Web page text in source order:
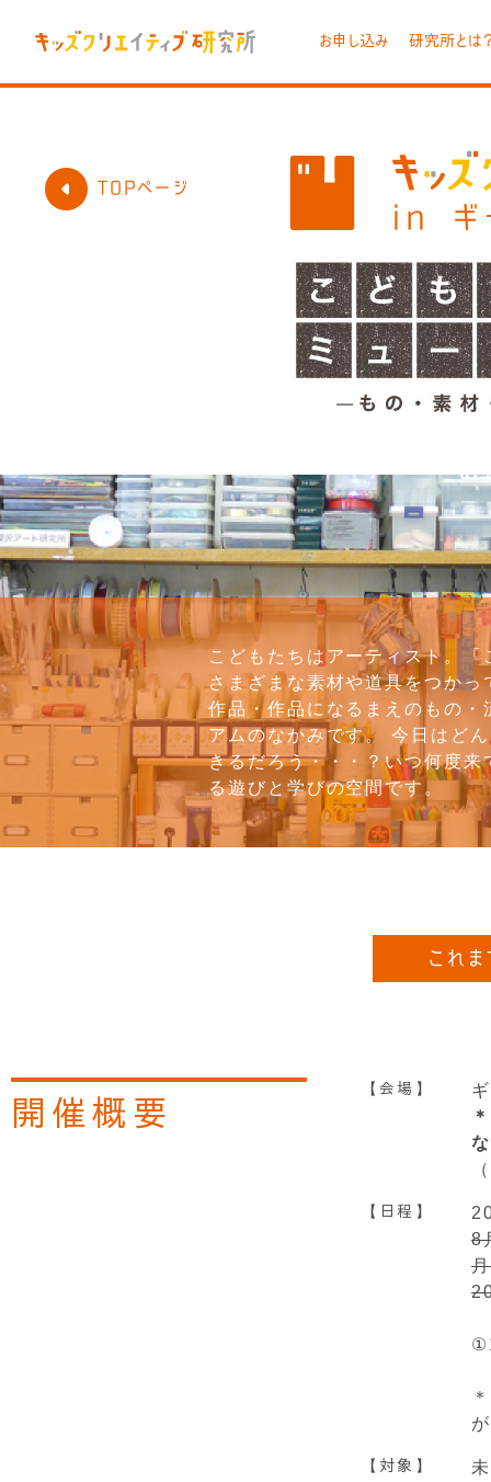
お申し込み 研究所とは
TOPページ
in ギ
こどもたちはアーティスト。
さまざまな素材や道具をつかっ
作品・作品になるまえのもの
アムのなかみです。 今日はど
きるだろう・・・？いつ何度
る遊びと学びの空間です。
これ
開催概要
【会場】
【日程】
8
【対象】